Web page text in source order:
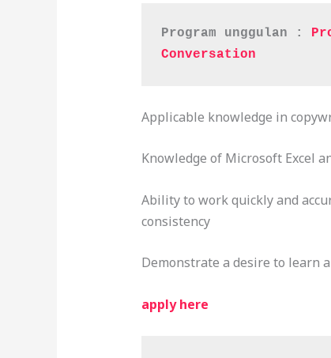
Program unggulan :
Conversation
Applicable knowledge in
Knowledge of Microsoft Excel
Ability to work quickly and
consistency
Demonstrate a desire to learn
apply here